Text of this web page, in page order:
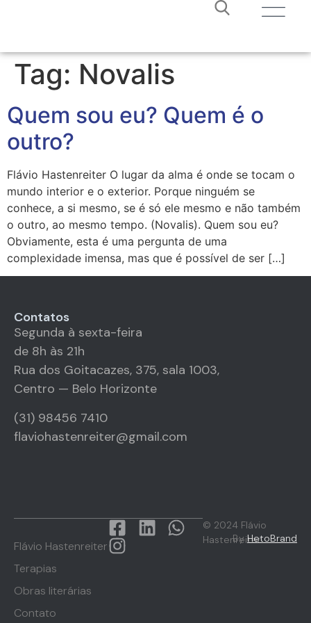
Tag: Novalis
Quem sou eu? Quem é o
outro?
Flávio Hastenreiter O lugar da alma é onde se tocam o
mundo interior e o exterior. Porque ninguém se
conhece, a si mesmo, se é só ele mesmo e não também
o outro, ao mesmo tempo. (Novalis). Quem sou eu?
Obviamente, esta é uma pergunta de uma
complexidade imensa, mas que é possível de ser […]
Contatos
Segunda à sexta-feira
de 8h às 21h
Rua dos Goitacazes, 375, sala 1003,
Centro — Belo Horizonte
(31) 98456 7410
flaviohastenreiter@gmail.com
© 2024 Flávio
Hastenreiter
ByHetoBrand
Flávio Hastenreiter
Terapias
Obras literárias
Contato